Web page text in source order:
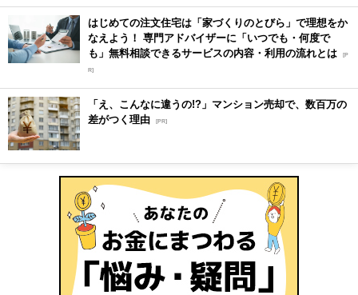
はじめての注文住宅は「家づくりのとびら」で理想をか
なえよう！ 専門アドバイザーに「いつでも・何度で
も」無料相談できるサービスの内容・利用の流れとは [P
R]
「え、こんなに違うの!?」マンション売却で、数百万の
差がつく理由 [PR]